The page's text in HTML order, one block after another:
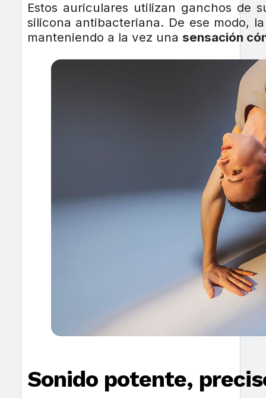
Estos auriculares utilizan ganchos de
silicona antibacteriana. De ese modo,
manteniendo a la vez una sensación
Sonido potente,